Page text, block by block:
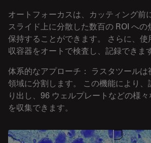
オートフォーカスは、カッティング前
スライド上に分散した数百の ROI への
保持することができます。 さらに、使
収容器をオートで検査し、記録できます
体系的なアプローチ： ラスタツール
領域に分割します。 この機能により、
り出し、96 ウェルプレートなどの様
を収集できます。